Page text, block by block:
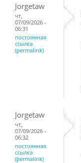
Jorgetaw
чт,
07/09/2026 -
06:31
постоянная
ссылка
(permalink)
Jorgetaw
чт,
07/09/2026 -
06:32
постоянная
ссылка
(permalink)